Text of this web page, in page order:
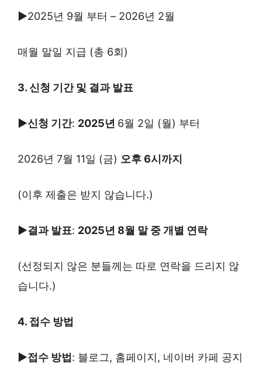
▶2025년 9월 부터 – 2026년 2월
매월 말일 지급 (총 6회)
3. 신청 기간 및 결과 발표
▶신청 기간: 2025년 6월 2일 (월) 부터
2026년 7월 11일 (금) 오후 6시까지
(이후 제출은 받지 않습니다.)
▶결과 발표: 2025년 8월 말 중 개별 연락
(선정되지 않은 분들께는 따로 연락을 드리지 않
습니다.)
4. 접수 방법
▶접수 방법 : 블로그, 홈페이지, 네이버 카페 공지